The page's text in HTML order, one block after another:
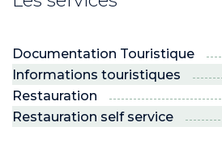
Nordic
son espace !”
?
Documentation Touristique
Informations touristiques
Restauration
Restauration self service